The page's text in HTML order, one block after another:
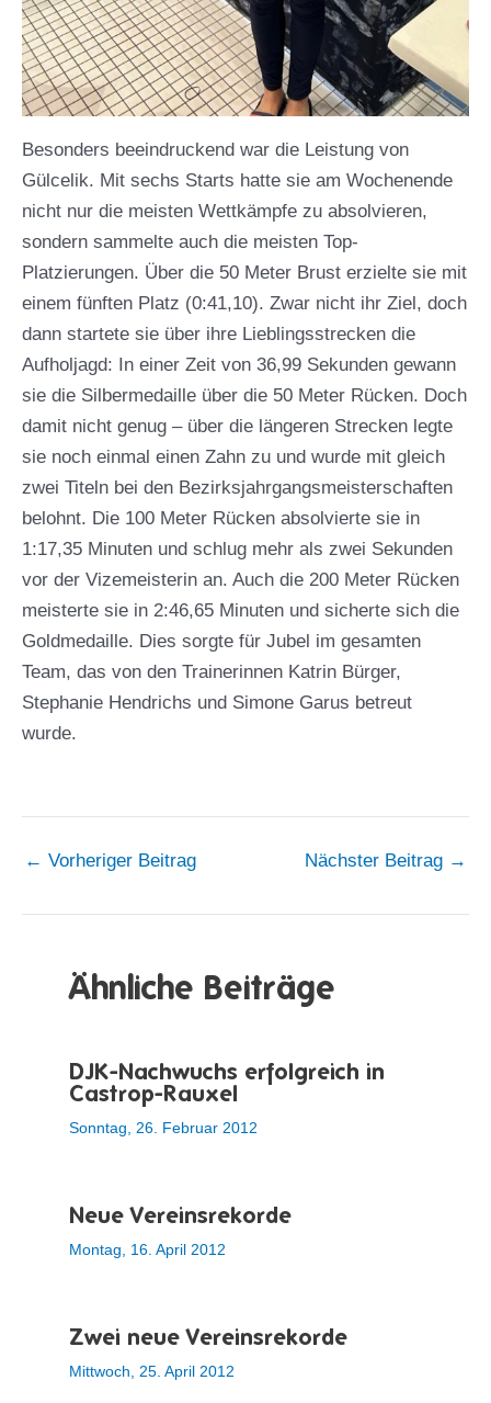
Besonders beeindruckend war die Leistung von
Gülcelik. Mit sechs Starts hatte sie am Wochenende
nicht nur die meisten Wettkämpfe zu absolvieren,
sondern sammelte auch die meisten Top-
Platzierungen. Über die 50 Meter Brust erzielte sie mit
einem fünften Platz (0:41,10). Zwar nicht ihr Ziel, doch
dann startete sie über ihre Lieblingsstrecken die
Aufholjagd: In einer Zeit von 36,99 Sekunden gewann
sie die Silbermedaille über die 50 Meter Rücken. Doch
damit nicht genug – über die längeren Strecken legte
sie noch einmal einen Zahn zu und wurde mit gleich
zwei Titeln bei den Bezirksjahrgangsmeisterschaften
belohnt. Die 100 Meter Rücken absolvierte sie in
1:17,35 Minuten und schlug mehr als zwei Sekunden
vor der Vizemeisterin an. Auch die 200 Meter Rücken
meisterte sie in 2:46,65 Minuten und sicherte sich die
Goldmedaille. Dies sorgte für Jubel im gesamten
Team, das von den Trainerinnen Katrin Bürger,
Stephanie Hendrichs und Simone Garus betreut
wurde.
← Vorheriger Beitrag Nächster Beitrag →
Ähnliche Beiträge
DJK-Nachwuchs erfolgreich in
Castrop-Rauxel
Sonntag, 26. Februar 2012
Neue Vereinsrekorde
Montag, 16. April 2012
Zwei neue Vereinsrekorde
Mittwoch, 25. April 2012